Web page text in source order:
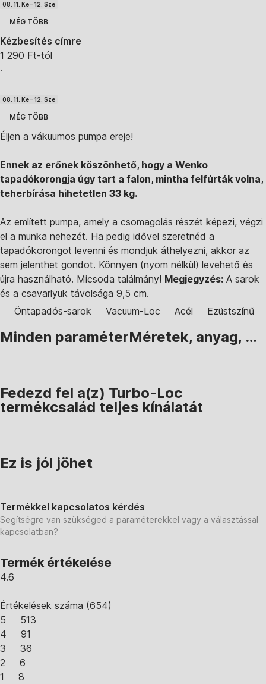
08. 11. Ke – 12. Sze
MÉG TÖBB
Kézbesítés címre
1 290 Ft-tól
·
08. 11. Ke – 12. Sze
MÉG TÖBB
Éljen a vákuumos pumpa ereje!
Ennek az erőnek köszönhető, hogy a Wenko
tapadókorongja úgy tart a falon, mintha felfúrták volna,
teherbírása hihetetlen 33 kg.
Az említett pumpa, amely a csomagolás részét képezi, végzi
el a munka nehezét. Ha pedig idővel szeretnéd a
tapadókorongot levenni és mondjuk áthelyezni, akkor az
sem jelenthet gondot. Könnyen (nyom nélkül) levehető és
újra használható. Micsoda találmány! Megjegyzés: A sarok
és a csavarlyuk távolsága 9,5 cm.
Öntapadós-sarok
Vacuum-Loc Acél Ezüstszínű
Minden paraméterMéretek, anyag, …
Fedezd fel a(z) Turbo-Loc
termékcsalád teljes kínálatát
Ez is jól jöhet
Termékkel kapcsolatos kérdés
Segítségre van szükséged a paraméterekkel vagy a választással
kapcsolatban?
Termék értékelése
4.6
Értékelések száma (654)
5
513
4
91
3
36
2
6
1
8